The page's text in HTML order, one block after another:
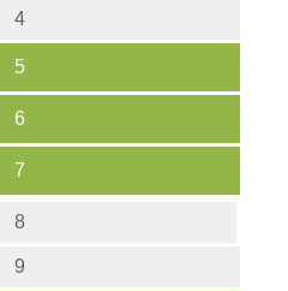
4
5
6
7
8
9